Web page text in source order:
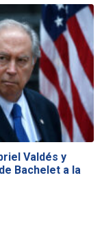
Valdés y
Bachelet a la